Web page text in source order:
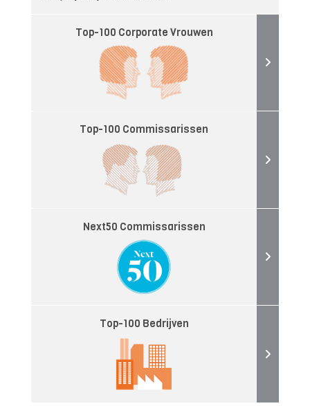
Top-100 Corporate Vrouwen
Top-100 Commissarissen
Next50 Commissarissen
Top-100 Bedrijven